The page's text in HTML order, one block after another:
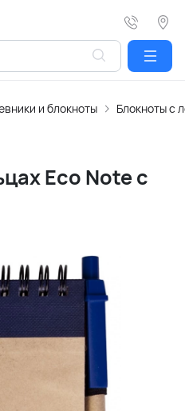
и блокноты Блокноты с
Eco Note с